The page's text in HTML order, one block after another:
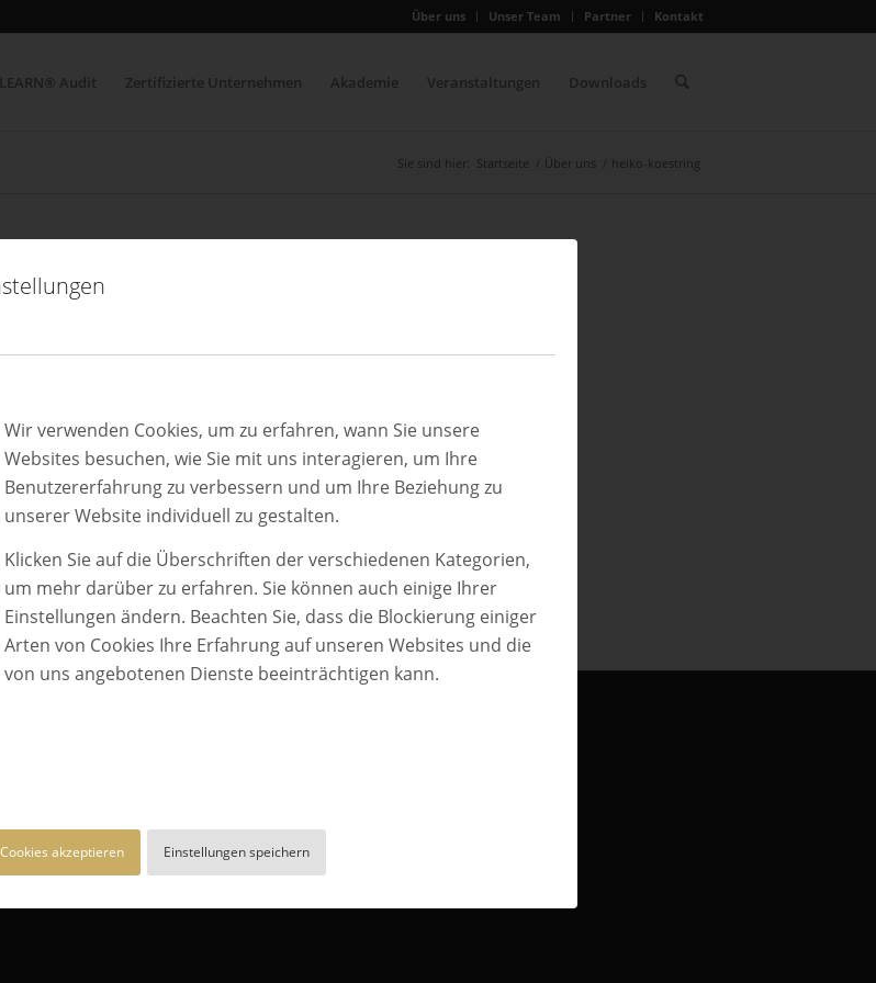
Wir verwenden Cookies, um zu erfahren, wann Sie unsere
Websites besuchen, wie Sie mit uns interagieren, um Ihre
Benutzererfahrung zu verbessern und um Ihre Beziehung zu
unserer Website individuell zu gestalten.
Klicken Sie auf die Überschriften der verschiedenen Kategorien,
um mehr darüber zu erfahren. Sie können auch einige Ihrer
Einstellungen ändern. Beachten Sie, dass die Blockierung einiger
Arten von Cookies Ihre Erfahrung auf unseren Websites und die
von uns angebotenen Dienste beeinträchtigen kann.
akzeptieren Einstellungen speichern
Über uns Unser Team Partner Kontakt
LEARN® Audit Zertifizierte Unternehmen Akademie Veranstaltungen Downloads
Sie sind hier: Startseite / Über uns / heiko-koestring
Ausbildung und eine Marke
AUBI-plus.